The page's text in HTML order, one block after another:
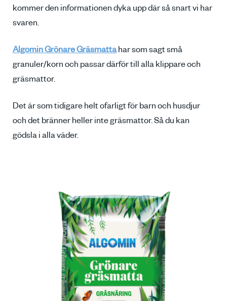
kommer den informationen dyka upp där så snart vi har
svaren.
Algomin Grönare Gräsmattahar som sagt små
granuler/korn och passar därför till alla klippare och
gräsmattor.
Det är som tidigare helt ofarligt för barn och husdjur
och det bränner heller inte gräsmattor. Så du kan
gödsla i alla väder.